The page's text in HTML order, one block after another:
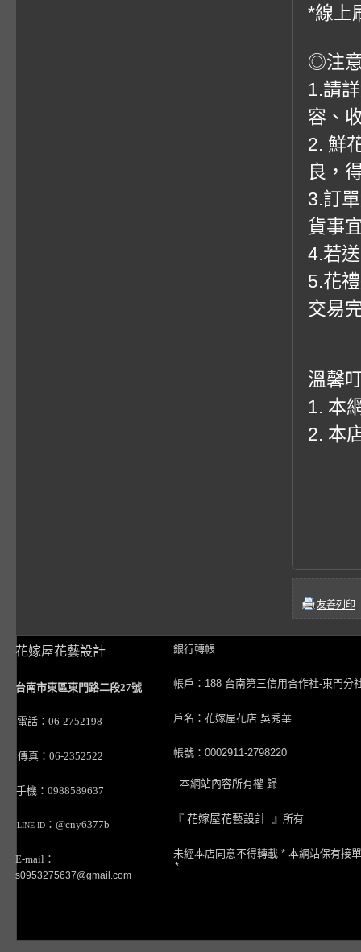
*線上
◎注
1.請
容、
2. 鮮
良，
3.訂
貨事
4.若
5.花
交易
溫馨
1. 本
2. 本
友善列印
花嫁屋花藝設計
台南市東區東門路二段27號
電話：06-2752198
傳真：06-2352522
手機：0988589637
LINE ID ：@cny6377b
E-mail：
s0953275637@gmail.com
銀行轉帳
帳戶：188 台南第三信用合作社-東門分
戶名：花嫁屋花店 吳秀華
帳號：0002911-2798220
本網站內容所有權 歸
『 花嫁屋花藝設計 』所有
未經本店同意不得轉載 * 本網站保有接
*